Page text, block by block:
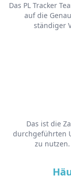
Das PL Tracker
auf die
ständiger
Das ist die
durchgeführten
zu